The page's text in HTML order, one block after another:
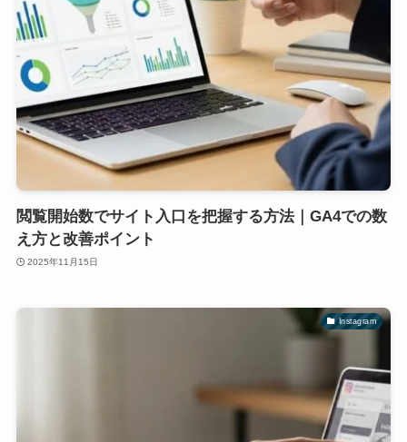
閲覧開始数でサイト入口を把握する方法｜GA4での数
え方と改善ポイント
2025年11月15日
Instagram